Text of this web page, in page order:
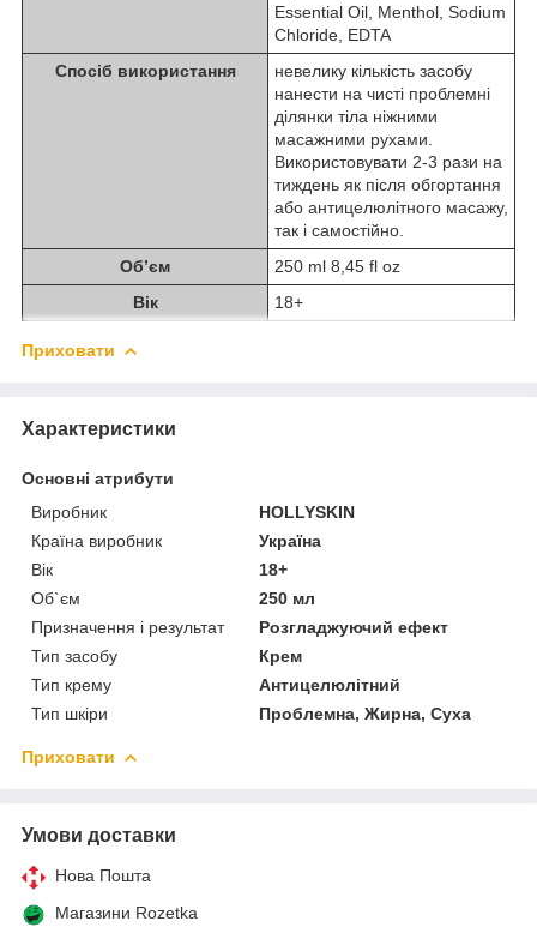
Essential Oil, Menthol, Sodium
Chloride, EDTA
Спосіб використання
невелику кiлькiсть засобу
нанести на чисті проблемні
ділянки тіла нiжними
масажними рухами.
Використовувати 2-3 рази на
тиждень як після обгортання
або антицелюлітного масажу,
так і самостійно.
Об’єм
250 ml 8,45 fl oz
Вік
18+
Приховати
Характеристики
Основні атрибути
Виробник
HOLLYSKIN
Країна виробник
Україна
Вік
18+
Об`єм
250 мл
Призначення і результат
Розгладжуючий ефект
Тип засобу
Крем
Тип крему
Антицелюлітний
Тип шкіри
Проблемна, Жирна, Суха
Приховати
Умови доставки
Нова Пошта
Магазини Rozetka